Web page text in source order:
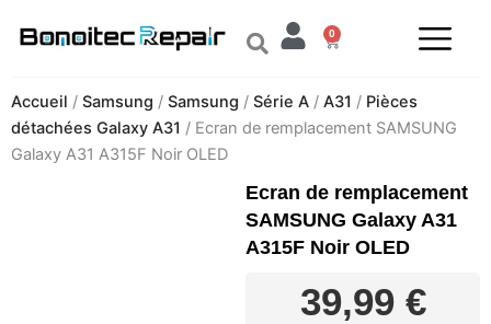
0
Panier
Accueil / Samsung / Samsung / Série A / A31 / Pièces
détachées Galaxy A31 / Ecran de remplacement SAMSUNG
Galaxy A31 A315F Noir OLED
Ecran de remplacement
SAMSUNG Galaxy A31
A315F Noir OLED
39,99 €